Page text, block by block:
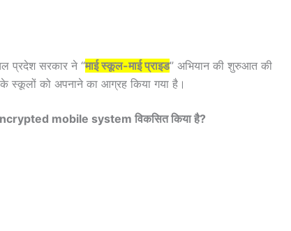
प्रदेश सरकार ने “माई स्कूल-माई प्राइड” अभियान की शुरुआत की
स्कूलों को अपनाने का आग्रह किया गया है।
mobile system विकसित किया है?